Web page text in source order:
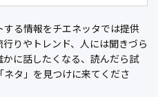
る情報をチエネッタでは提供
りやトレンド、人には聞きづら
に話したくなる、読んだら試
タ」を見つけに来てくださ